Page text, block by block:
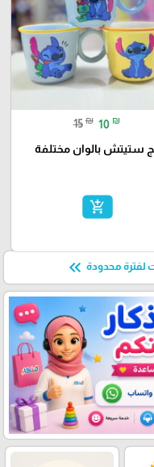
15 ₪ 10 ₪
ستيتش بالوان مختلفة
add_shopping_cart
محدودة keyboard_double_arrow_left